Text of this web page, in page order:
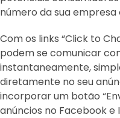
número da sua empresa
Com os links “Click to
podem se comunicar
instantaneamente,
diretamente no seu
incorporar um botão
anúncios no Facebook e